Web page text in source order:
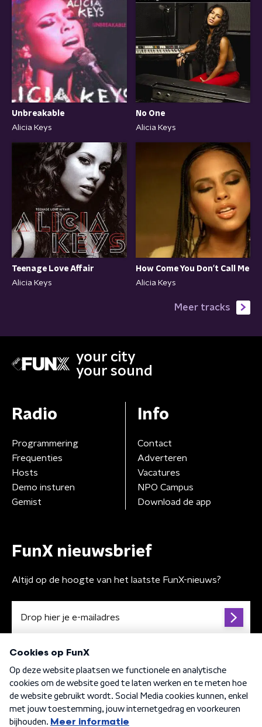
Unbreakable
Alicia Keys
No One
Alicia Keys
Teenage Love Affair
Alicia Keys
How Come You Don't Call Me
Alicia Keys
Meer tracks
your city
your sound
Radio
Programmering
Frequenties
Hosts
Demo insturen
Gemist
Info
Contact
Adverteren
Vacatures
NPO Campus
Download de app
FunX nieuwsbrief
Altijd op de hoogte van het laatste FunX-nieuws?
Algemene voorwaarden Privacybeleid